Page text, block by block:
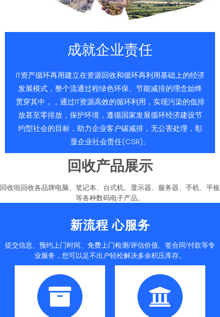
成就企业责任
IT资产循环再用建立在资源回收和循环再利用基础上的经济
发展模式，整个流通过程绿色环保、节能减排的理念始终
贯穿其中，，通过IT资源高效的循环利用，实现污染的低排
放甚至零排放，保护环境，遵循国家发展循环经济建设节
约型社会的目标，助力企业客户碳减排，无公害处理，彰
显企业社会责任(CSR)。
回收产品展示
回收啦回收各品牌电脑、笔记本、台式机、显示器、服务器、手机、平板
等各种数码电子产品。
新流程 心服务
提交信息、预约上门时间、免费上门检测/评估价值、签合同/付款等专
业服务，您可以足不出户轻松解决多余积压库存。